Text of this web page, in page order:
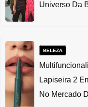
Universo Da
BELEZA
Lapiseira 2
No Mercado